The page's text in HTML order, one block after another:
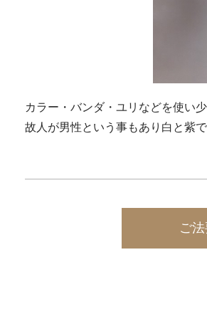
カラー・バンダ・ユリなどを使い
故人が男性という事もあり白と紫
ご